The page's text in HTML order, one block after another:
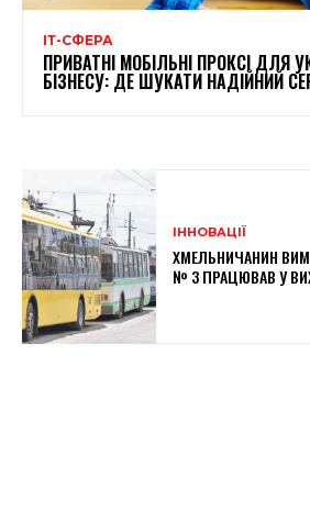
ІТ-СФЕРА
ПРИВАТНІ МОБІЛЬНІ ПРОКСІ ДЛЯ
БІЗНЕСУ: ДЕ ШУКАТИ НАДІЙНИЙ
ІННОВАЦІЇ
ХМЕЛЬНИЧАНИН
№ 3 ПРАЦЮВАВ У